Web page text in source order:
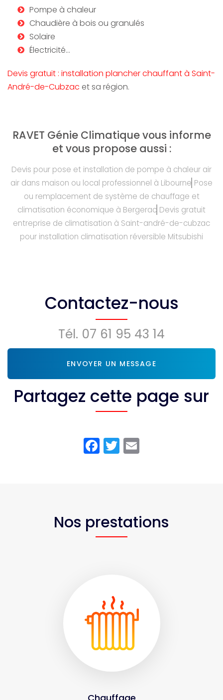
Pompe à chaleur
Chaudière à bois ou granulés
Solaire
Électricité…
Devis gratuit : installation plancher chauffant à Saint-
André-de-Cubzac et sa région.
RAVET Génie Climatique vous informe
et vous propose aussi :
Devis pour pose et installation de pompe à chaleur air
air dans maison ou local professionnel à Libourne Pose
ou remplacement de système de chauffage et
climatisation économique à Bergerac Devis gratuit
entreprise de climatisation à Saint-andré-de-cubzac
pour installation climatisation réversible Mitsubishi
Contactez-nous
Tél. 07 61 95 43 14
ENVOYER UN MESSAGE
Partagez cette page sur
Facebook
Twitter
Nos prestations